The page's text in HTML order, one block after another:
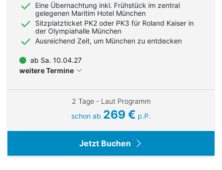
Eine Übernachtung inkl. Frühstück im zentral
gelegenen Maritim Hotel München
Sitzplatzticket PK2 oder PK3 für Roland Kaiser in
der Olympiahalle München
Ausreichend Zeit, um München zu entdecken
ab Sa. 10.04.27
weitere Termine
2 Tage - Laut Programm
schon ab 269 € p.P.
Jetzt Buchen